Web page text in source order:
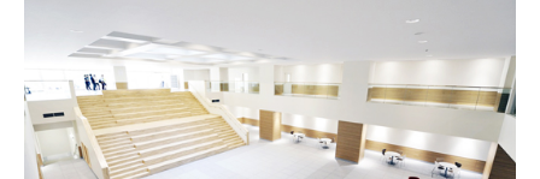
地の塩、世の光（スクールモットー）